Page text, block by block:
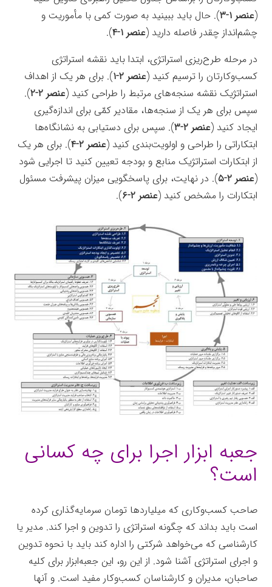
(عنصر ۱-۳
). حال باید ببینید به صورت کمی با مأموریت و
چشم‌انداز چقدر فاصله دارید (عنصر ۱-۴ ).
در مرحله طرح‌ریزی استراتژی، ابتدا باید نقشه استراتژی
کسب‌وکارتان را ترسیم کنید (عنصر ۲-۱
). برای هر یک از اهداف
استراتژیک نقشه سنجه‌های مرتبط را طراحی کنید (عنصر ۲-۲
).
سپس برای هر یک از سنجه‌ها، مقادیر کمّی برای اندازه‌گیری
ایجاد کنید (عنصر ۲-۳
). سپس برای دستیابی به نشانگاه‌ها
ابتکاراتی را طراحی و اولویت‌بندی کنید (عنصر ۲-۴
). برای هر یک
از ابتکارات استراتژيک منابع و بودجه تعیین کنید تا اجرایی شود
(عنصر ۲-۵
). در نهایت، برای پاسخگویی میزان پیشرفت مسئول
ابتکارات را مشخص کنید (عنصر ۲-۶ ).
جعبه ابزار اجرا برای چه کسانی
است؟
صاحب کسب‌وکاری که میلیاردها تومان سرمایه‌گذاری کرده
است باید بداند که چگونه استراتژی را تدوین و اجرا کند. مدیر یا
کارشناسی که می‌خواهد شرکتی را اداره کند باید با نحوه تدوین
و اجرای استراتژی آشنا شود. از این رو، این جعبه‌ابزار برای کلیه
صاحبان، مدیران و کارشناسان کسب‌وکار مفید است. و آنها